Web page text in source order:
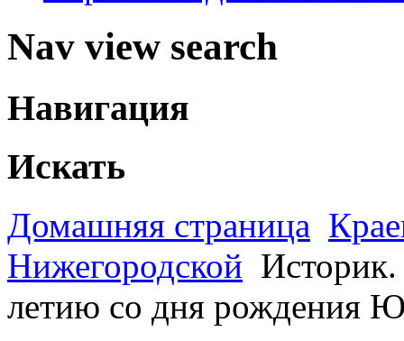
Nav view search
Навигация
Искать
Домашняя страница
Нижегородской
летию со дня рождения